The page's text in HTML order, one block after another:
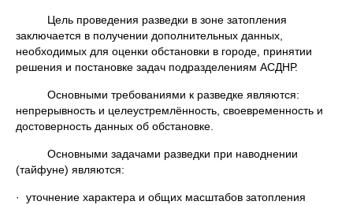
Цель проведения разведки в зоне затопления
заключается в получении дополнительных данных,
необходимых для оценки обстановки в городе, принятии
решения и постановке задач подразделениям АСДНР.
Основными требованиями к разведке являются:
непрерывность и целеустремлённость, своевременность и
достоверность данных об обстановке.
Основными задачами разведки при наводнении
(тайфуне) являются:
· уточнение характера и общих масштабов затопления